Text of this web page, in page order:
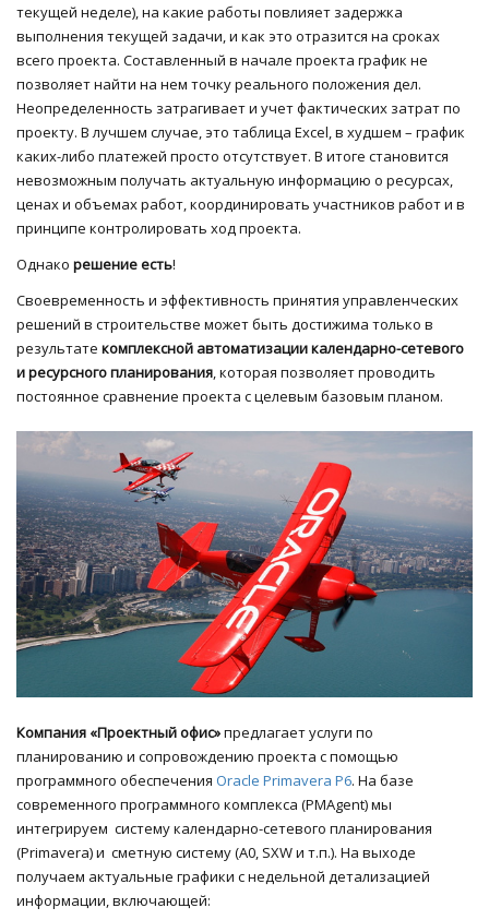
текущей неделе), на какие работы повлияет задержка
выполнения текущей задачи, и как это отразится на сроках
всего проекта. Составленный в начале проекта график не
позволяет найти на нем точку реального положения дел.
Неопределенность затрагивает и учет фактических затрат по
проекту. В лучшем случае, это таблица Excel, в худшем – график
каких-либо платежей просто отсутствует. В итоге становится
невозможным получать актуальную информацию о ресурсах,
ценах и объемах работ, координировать участников работ и в
принципе контролировать ход проекта.
Однако решение есть!
Своевременность и эффективность принятия управленческих
решений в строительстве может быть достижима только в
результате комплексной автоматизации календарно-сетевого
и ресурсного планирования, которая позволяет проводить
постоянное сравнение проекта с целевым базовым планом.
Компания «Проектный офис»предлагает услуги по
планированию и сопровождению проекта с помощью
программного обеспечения Oracle Primavera P6. На базе
современного программного комплекса (PMAgent) мы
интегрируем систему календарно-сетевого планирования
(Primavera) и сметную систему (А0, SXW и т.п.). На выходе
получаем актуальные графики с недельной детализацией
информации, включающей: